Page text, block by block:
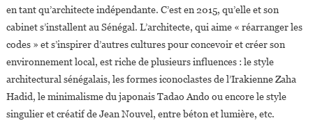
en tant qu’architecte indépendante. C’est en 2015, qu’elle et son
cabinet s’installent au Sénégal. L’architecte, qui aime « réarranger les
codes » et s’inspirer d’autres cultures pour concevoir et créer son
environnement local, est riche de plusieurs influences : le style
architectural sénégalais, les formes iconoclastes de l’Irakienne Zaha
Hadid, le minimalisme du japonais Tadao Ando ou encore le style
singulier et créatif de Jean Nouvel, entre béton et lumière, etc.